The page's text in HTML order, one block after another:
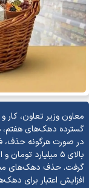
معاون وزیر تعاون، کار و
گسترده دهک‌های هفتم،
در صورت هرگونه حذف،
گرفت. حذف دهک‌های
افزایش اعتبار برای